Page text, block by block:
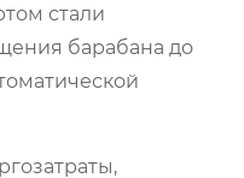
стали
барабана до